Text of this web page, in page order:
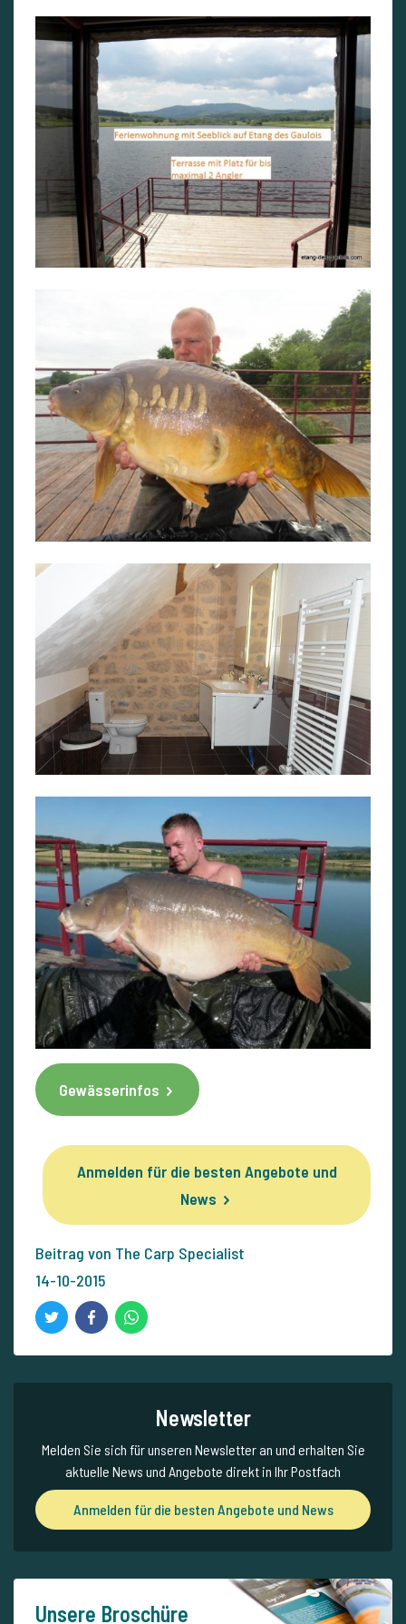
Gewässerinfos
Anmelden für die besten Angebote und
News
Beitrag von The Carp Specialist
14-10-2015
Newsletter
Melden Sie sich für unseren Newsletter an und erhalten Sie
aktuelle News und Angebote direkt in Ihr Postfach
Anmelden für die besten Angebote und News
Unsere Broschüre